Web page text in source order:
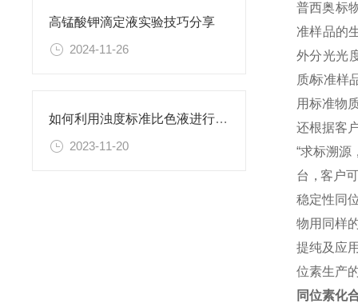
高锰酸钾滴定液实验技巧分享
2024-11-26
如何利用浊度标准比色液进行水体生态系统的研究？
2023-11-20
普西奥标
准样品的
外 分 光 光
质/标 准 样
用 标 准 物
还 根 据 客
“ 求 标 溯 源
台 ，客 户
稳定性同
物用同样
提纯及应
位素生产
同位素化